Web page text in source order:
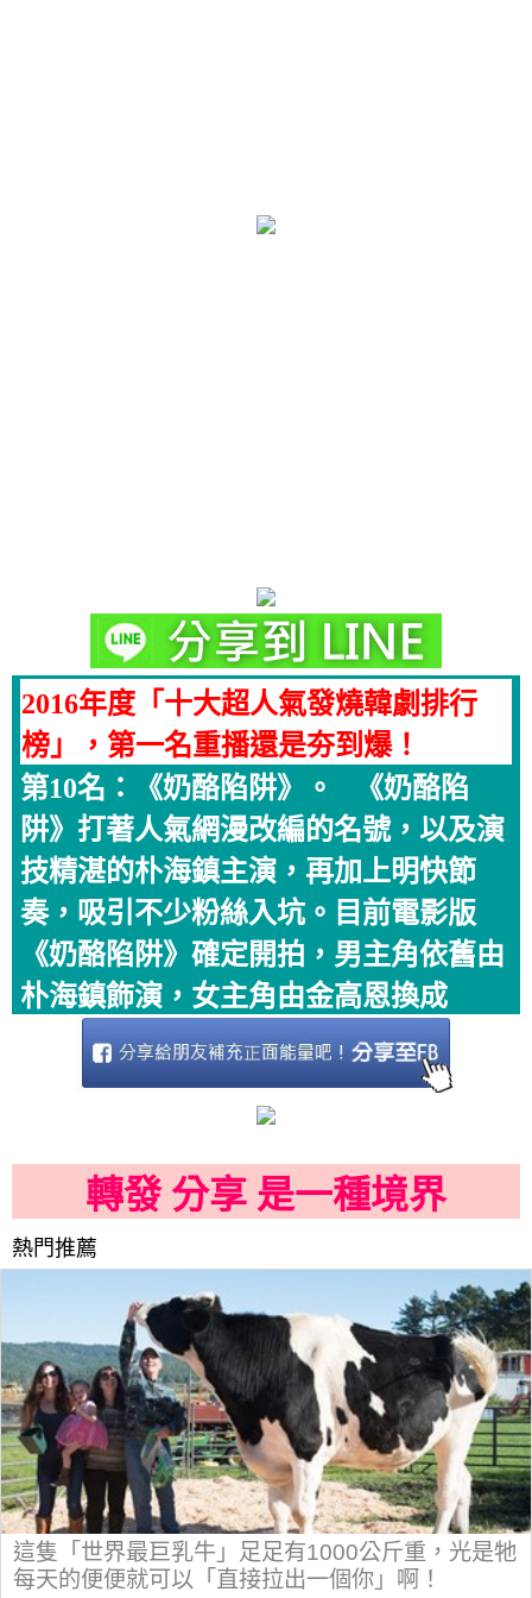
2016年度「十大超人氣發燒韓劇排行
榜」，第一名重播還是夯到爆！
第10名：《奶酪陷阱》。 《奶酪陷
阱》打著人氣網漫改編的名號，以及演
技精湛的朴海鎮主演，再加上明快節
奏，吸引不少粉絲入坑。目前電影版
《奶酪陷阱》確定開拍，男主角依舊由
朴海鎮飾演，女主角由金高恩換成
轉發 分享 是一種境界
熱門推薦
這隻「世界最巨乳牛」足足有1000公斤重，光是牠
每天的便便就可以「直接拉出一個你」啊！